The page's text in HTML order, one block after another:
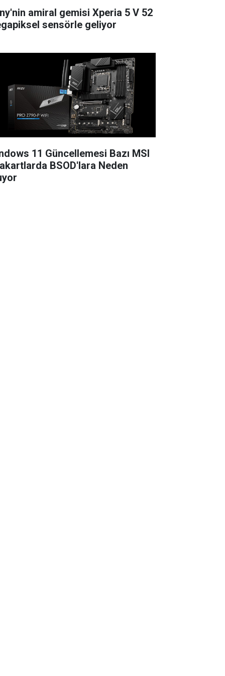
amiral gemisi Xperia 5 V 52
sensörle geliyor
11 Güncellemesi Bazı MSI
BSOD'lara Neden